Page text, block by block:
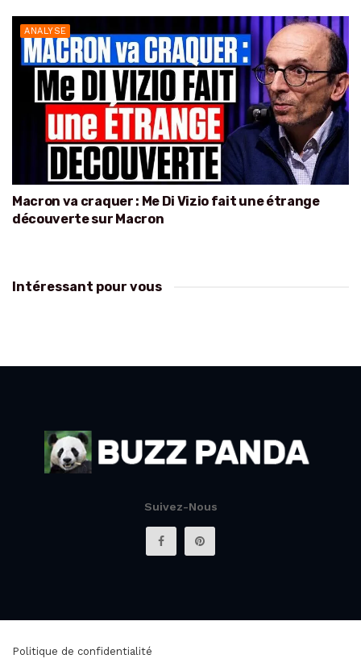
ANALYSE
Macron va craquer : Me Di Vizio fait une étrange
découverte sur Macron
Intéressant pour vous
Suivez-Nous
Politique de confidentialité